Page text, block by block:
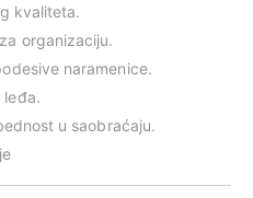
kvaliteta.
organizaciju.
naramenice.
leđa.
u saobraćaju.